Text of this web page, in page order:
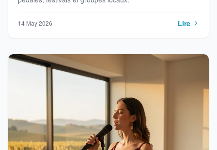
14 May 2026 Lire